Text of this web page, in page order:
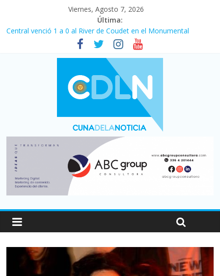
Viernes, Agosto 7, 2026
Última:
Central venció 1 a 0 al River de Coudet en el Monumental
La morosidad alcanzó su nivel más alto en dos décadas y ya
afecta a 400 mil deudores en Santa Fe
Desde que asumió Milei cerraron 41.000 kioscos: el sector
denuncia crisis como en 2001
Vacaciones de invierno con más movimiento y consumo
turístico: 4,6 millones de personas viajaron por el país, un 5,9%
Fuerte caída de la venta de autos usados en julio: bajó un 12,6%